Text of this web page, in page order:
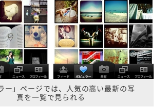
ー」ページでは、人気の高い最新の写
真を一覧で見られる